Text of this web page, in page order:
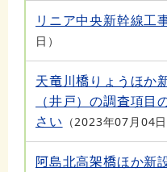
リニア中央新幹線工
日
天竜川橋りょうほか
（井戸）の調査項
さい
2023年07月04日
阿島北高架橋ほか新